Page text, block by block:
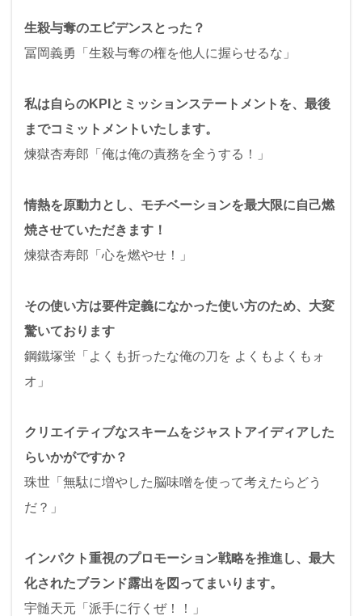
生殺与奪のエビデンスとった？
冨岡義勇「生殺与奪の権を他人に握らせるな」
私は自らのKPIとミッションステートメントを、最後
までコミットメントいたします。
煉獄杏寿郎「俺は俺の責務を全うする！」
情熱を原動力とし、モチベーションを最大限に自己燃
焼させていただきます！
煉獄杏寿郎「心を燃やせ！」
その使い方は要件定義になかった使い方のため、大変
驚いております
鋼鐵塚蛍「よくも折ったな俺の刀を よくもよくもォ
オ」
クリエイティブなスキームをジャストアイディアした
らいかがですか？
珠世「無駄に増やした脳味噌を使って考えたらどう
だ？」
インパクト重視のプロモーション戦略を推進し、最大
化されたブランド露出を図ってまいります。
宇髄天元「派手に行くぜ！！」